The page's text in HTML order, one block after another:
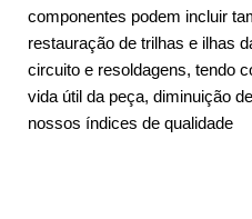
componentes podem incluir
restauração de trilhas e ilhas
circuito e resoldagens, tendo
vida útil da peça, diminuição
nossos índices de qualidade